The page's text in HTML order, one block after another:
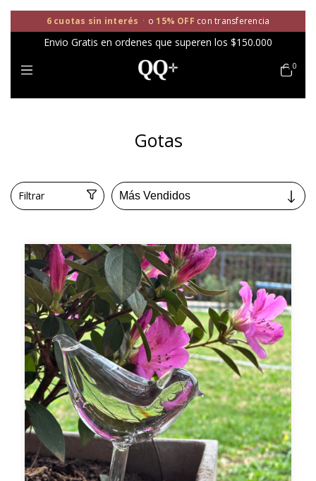
6 cuotas sin interés · o15% OFF con transferencia
Envio Gratis en ordenes que superen los $150.000
0
Gotas
Filtrar